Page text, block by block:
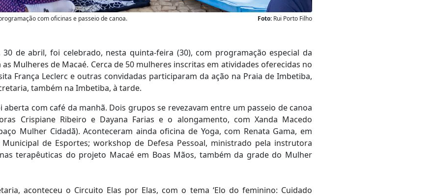
Foto: Rui Porto Filho
com oficinas e passeio de canoa.
30 de abril, foi celebrado, nesta quinta-feira (30), com programação especial da
Mulheres de Macaé. Cerca de 50 mulheres inscritas em atividades oferecidas no
França Leclerc e outras convidadas participaram da ação na Praia de Imbetiba,
também na Imbetiba, à tarde.
com café da manhã. Dois grupos se revezavam entre um passeio de canoa
Crispiane Ribeiro e Dayana Farias e o alongamento, com Xanda Macedo
Mulher Cidadã). Aconteceram ainda oficina de Yoga, com Renata Gama, em
de Esportes; workshop de Defesa Pessoal, ministrado pela instrutora
terapêuticas do projeto Macaé em Boas Mãos, também da grade do Mulher
aconteceu o Circuito Elas por Elas, com o tema ‘Elo do feminino: Cuidado